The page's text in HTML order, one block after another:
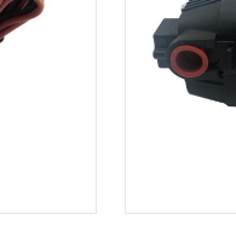
a 6